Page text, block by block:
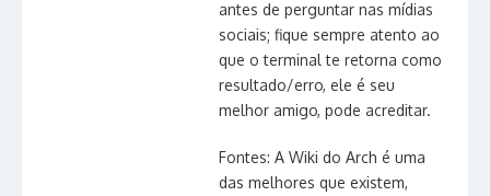
antes de perguntar nas mídias
sociais; fique sempre atento ao
que o terminal te retorna como
resultado/erro, ele é seu
melhor amigo, pode acreditar.
Fontes: A Wiki do Arch é uma
das melhores que existem,